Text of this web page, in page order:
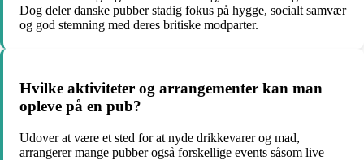
Dog deler danske pubber stadig fokus på hygge, socialt samvær
og god stemning med deres britiske modparter.
Hvilke aktiviteter og arrangementer kan man
opleve på en pub?
Udover at være et sted for at nyde drikkevarer og mad,
arrangerer mange pubber også forskellige events såsom live